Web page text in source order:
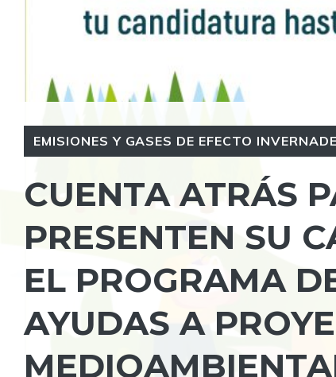
EMISIONES Y GASES DE EFECTO
CUENTA ATRÁS
PRESENTEN SU
EL PROGRAMA
AYUDAS A